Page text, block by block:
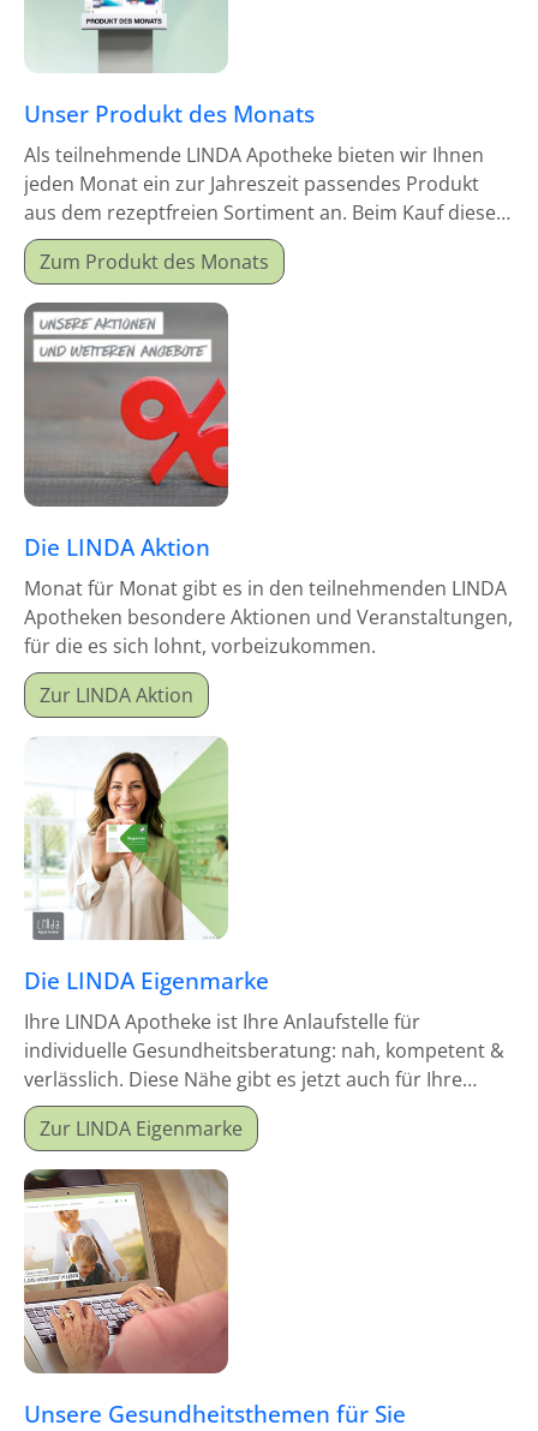
Unser Produkt des Monats
Als teilnehmende LINDA Apotheke bieten wir Ihnen
jeden Monat ein zur Jahreszeit passendes Produkt
aus dem rezeptfreien Sortiment an. Beim Kauf dieses
Monatsproduktes erhalten Sie einen Mitgabeartikel
gratis dazu.
Zum Produkt des Monats
Die LINDA Aktion
Monat für Monat gibt es in den teilnehmenden LINDA
Apotheken besondere Aktionen und Veranstaltungen,
für die es sich lohnt, vorbeizukommen.
Zur LINDA Aktion
Die LINDA Eigenmarke
Ihre LINDA Apotheke ist Ihre Anlaufstelle für
individuelle Gesundheitsberatung: nah, kompetent &
verlässlich. Diese Nähe gibt es jetzt auch für Ihre
Hausapotheke!
Zur LINDA Eigenmarke
Unsere Gesundheitsthemen für Sie